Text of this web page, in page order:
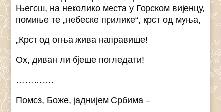
Његош, на неколико места у Горском вијенцу,
помиње те „небеске прилике“, крст од муња,
„Крст од огња жива направише!
Ох, диван ли бјеше погледати!
………….
Помоз, Боже, јаднијем Србима –